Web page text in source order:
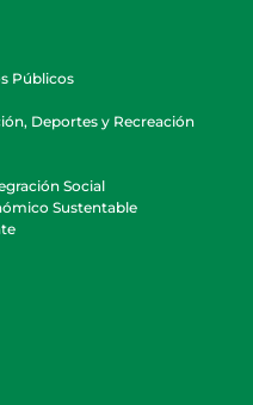
Públicos
Deportes y Recreación
Social
Sustentable